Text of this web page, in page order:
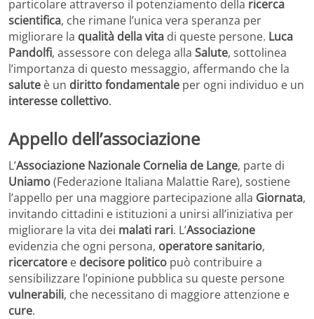
particolare attraverso il potenziamento della ricerca
scientifica, che rimane l’unica vera speranza per
migliorare la qualità della vita di queste persone. Luca
Pandolfi, assessore con delega alla Salute, sottolinea
l’importanza di questo messaggio, affermando che la
salute è un diritto fondamentale per ogni individuo e un
interesse collettivo.
Appello dell’associazione
L’Associazione Nazionale Cornelia de Lange, parte di
Uniamo(Federazione Italiana Malattie Rare), sostiene
l’appello per una maggiore partecipazione alla Giornata,
invitando cittadini e istituzioni a unirsi all’iniziativa per
migliorare la vita dei malati rari. L’Associazione
evidenzia che ogni persona, operatore sanitario,
ricercatore e decisore politico può contribuire a
sensibilizzare l’opinione pubblica su queste persone
vulnerabili, che necessitano di maggiore attenzione e
cure.